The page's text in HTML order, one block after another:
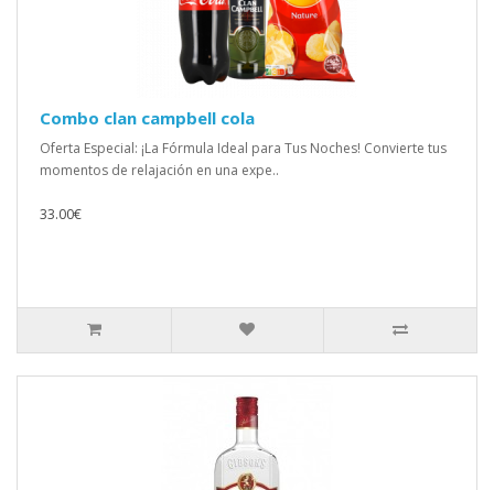
Combo clan campbell cola
Oferta Especial: ¡La Fórmula Ideal para Tus Noches! Convierte tus
momentos de relajación en una expe..
33.00€